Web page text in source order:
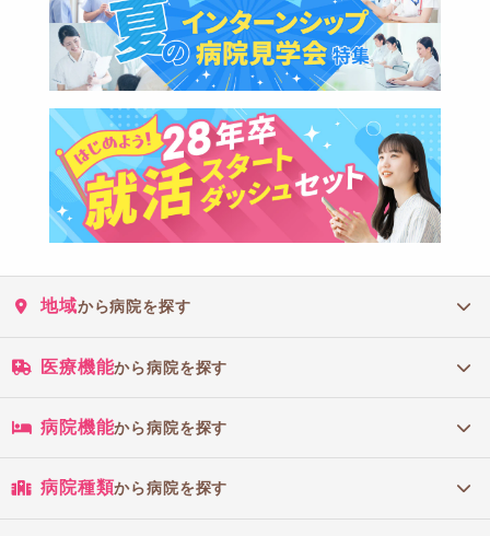
地域から病院を探す
医療機能から病院を探す
病院機能から病院を探す
病院種類から病院を探す